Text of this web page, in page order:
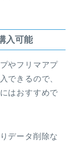
入可能
やフリマアプ
できるので、
はおすすめで
データ削除な